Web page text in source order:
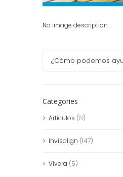
No image description ...
Categories
Articulos (8)
Invisalign (147)
Vivera (5)